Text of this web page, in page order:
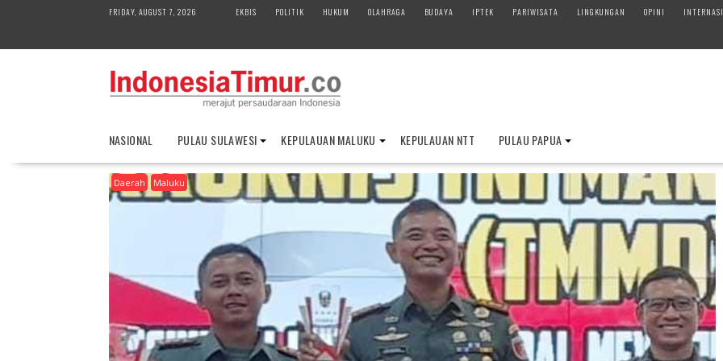
FRIDAY, AUGUST 7, 2026 EKBIS POLITIK HUKUM OLAHRAGA BUDAYA IPTEK PARIWISATA LINGKUNGAN OPINI
NASIONAL PULAU SULAWESI KEPULAUAN MALUKU KEPULAUAN NTT PULAU PAPUA
Daerah Maluku